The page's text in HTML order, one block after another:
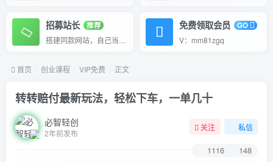
招募站长
推荐
免费领取会员
GO
V：mm81zgq
首页 创业课程 VIP免费 正文
转转赔付最新玩法，轻松下车，一单几十
必智轻创
2年前发布
关注 私信
1116 148